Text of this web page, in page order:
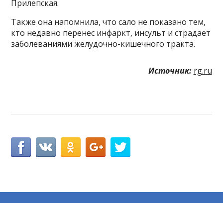
Прилепская.
Также она напомнила, что сало не показано тем,
кто недавно перенес инфаркт, инсульт и страдает
заболеваниями желудочно-кишечного тракта.
Источник: rg.ru